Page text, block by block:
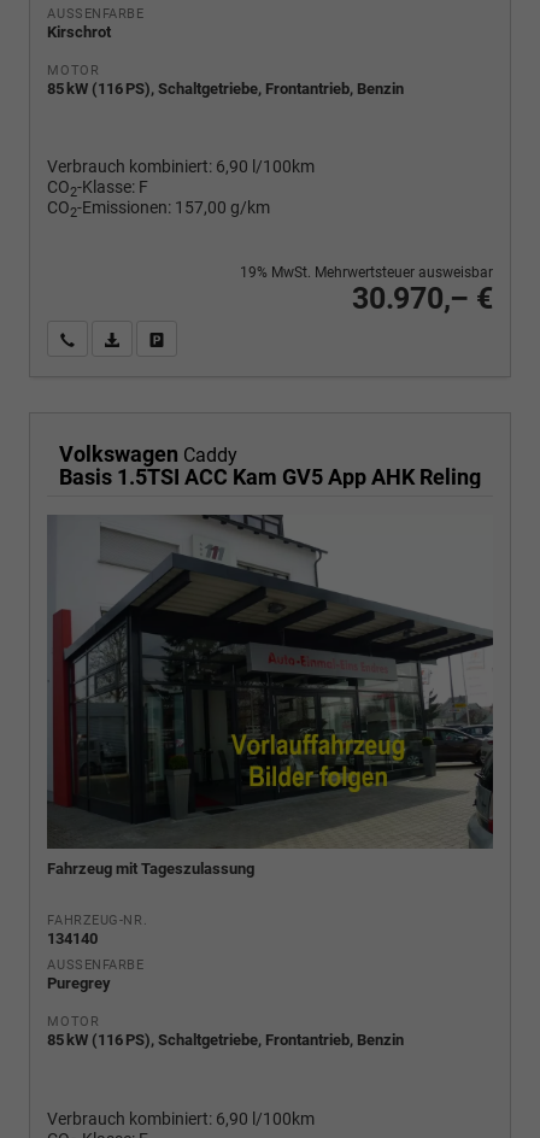
AUSSENFARBE
Kirschrot
MOTOR
85 kW (116 PS), Schaltgetriebe, Frontantrieb, Benzin
Verbrauch kombiniert: 6,90 l/100km
CO2-Klasse: F
CO2-Emissionen: 157,00 g/km
30.970,– €
19% MwSt. Mehrwertsteuer ausweisbar
Wir rufen Sie anPDF-Fahrzeugexposé drucken
Volkswagen Caddy
Basis 1.5TSI ACC Kam GV5 App AHK Reling
Fahrzeug mit Tageszulassung
FAHRZEUG-NR.
134140
AUSSENFARBE
Puregrey
MOTOR
85 kW (116 PS), Schaltgetriebe, Frontantrieb, Benzin
Verbrauch kombiniert: 6,90 l/100km